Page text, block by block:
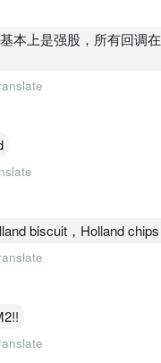
→ 进入再分配阶段
）
阻力区
）
热）
过热”
为震荡
本上是强股，所有回调
biscuit，Holland